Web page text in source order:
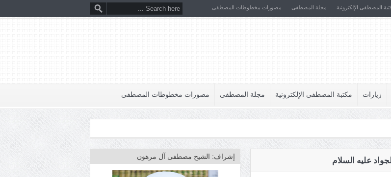
المصطفى الإلكترونية مجلة المصطفى مصورات مخطوطات المصطفى
زيارات مكتبة المصطفى الإلكترونية مجلة المصطفى مصورات مخطوطات المصطفى
عليه السلام إشراف: الشيخ مصطفى آل مرهون